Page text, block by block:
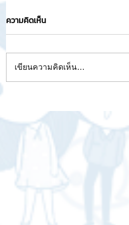
AI กับการปรับปรุงประสิทธิภา
พลังงาน
ความคิดเห็น
เขียนความคิดเห็น…